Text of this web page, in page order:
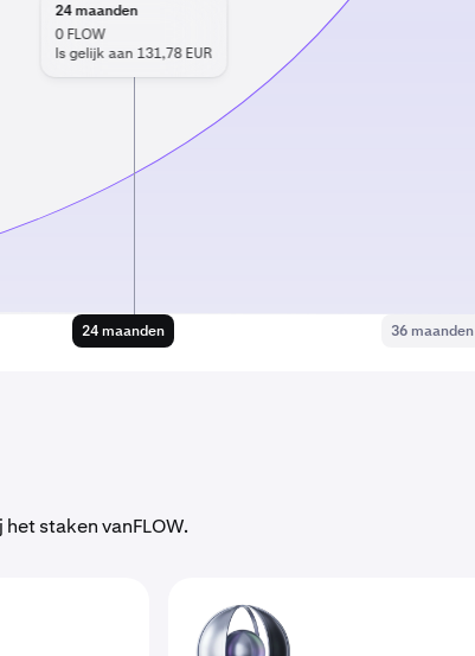
24 maanden
0 FLOW
Is gelijk aan 131,78 EUR
24 maanden 36 maanden
staken vanFLOW.